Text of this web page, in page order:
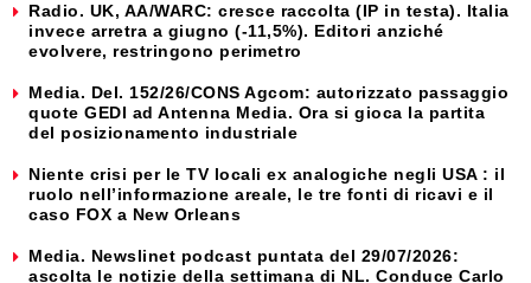
Radio. UK, AA/WARC: cresce raccolta (IP in testa). Italia
invece arretra a giugno (-11,5%). Editori anziché
evolvere, restringono perimetro
Media. Del. 152/26/CONS Agcom: autorizzato passaggio
quote GEDI ad Antenna Media. Ora si gioca la partita
del posizionamento industriale
Niente crisi per le TV locali ex analogiche negli USA : il
ruolo nell’informazione areale, le tre fonti di ricavi e il
caso FOX a New Orleans
Media. Newslinet podcast puntata del 29/07/2026:
ascolta le notizie della settimana di NL. Conduce Carlo